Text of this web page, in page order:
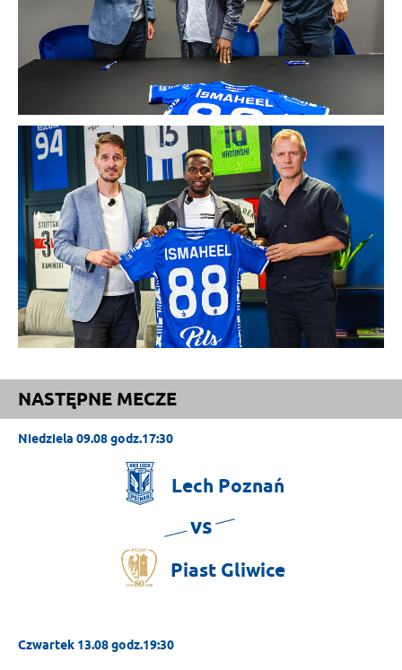
NASTĘPNE MECZE
Niedziela 09.08 godz.17:30
Lech Poznań
vs
Piast Gliwice
Czwartek 13.08 godz.19:30